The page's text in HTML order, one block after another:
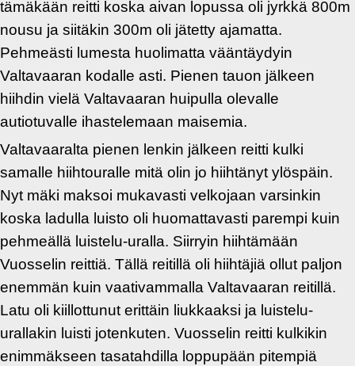
tämäkään reitti koska aivan lopussa oli jyrkkä 800m
nousu ja siitäkin 300m oli jätetty ajamatta.
Pehmeästi lumesta huolimatta vääntäydyin
Valtavaaran kodalle asti. Pienen tauon jälkeen
hiihdin vielä Valtavaaran huipulla olevalle
autiotuvalle ihastelemaan maisemia.
Valtavaaralta pienen lenkin jälkeen reitti kulki
samalle hiihtouralle mitä olin jo hiihtänyt ylöspäin.
Nyt mäki maksoi mukavasti velkojaan varsinkin
koska ladulla luisto oli huomattavasti parempi kuin
pehmeällä luistelu-uralla. Siirryin hiihtämään
Vuosselin reittiä. Tällä reitillä oli hiihtäjiä ollut paljon
enemmän kuin vaativammalla Valtavaaran reitillä.
Latu oli kiillottunut erittäin liukkaaksi ja luistelu-
urallakin luisti jotenkuten. Vuosselin reitti kulkikin
enimmäkseen tasatahdilla loppupään pitempiä